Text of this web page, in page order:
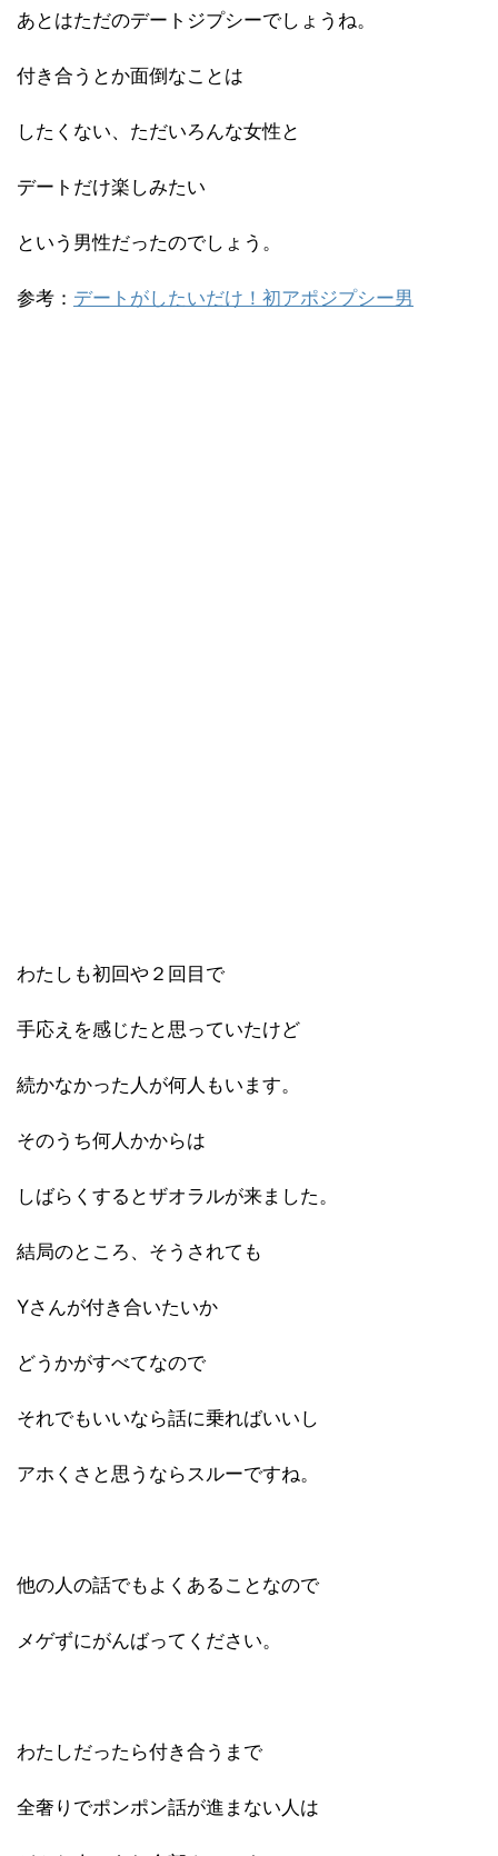
あとはただのデートジプシーでしょうね。
付き合うとか面倒なことは
したくない、ただいろんな女性と
デートだけ楽しみたい
という男性だったのでしょう。
参考： デートがしたいだけ！初アポジプシー男
わたしも初回や２回目で
手応えを感じたと思っていたけど
続かなかった人が何人もいます。
そのうち何人かからは
しばらくするとザオラルが来ました。
結局のところ、そうされても
Yさんが付き合いたいか
どうかがすべてなので
それでもいいなら話に乗ればいいし
アホくさと思うならスルーですね。
他の人の話でもよくあることなので
メゲずにがんばってください。
わたしだったら付き合うまで
全奢りでポンポン話が進まない人は